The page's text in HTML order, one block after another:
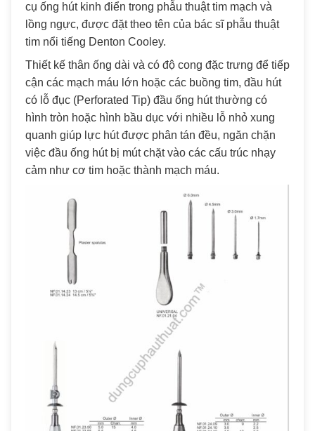
cụ ống hút kinh điển trong phẫu thuật tim mạch và
lồng ngực, được đặt theo tên của bác sĩ phẫu thuật
tim nổi tiếng Denton Cooley.
Thiết kế thân ống dài và có độ cong đặc trưng để tiếp
cận các mạch máu lớn hoặc các buồng tim, đầu hút
có lỗ đục (Perforated Tip) đầu ống hút thường có
hình tròn hoặc hình bầu dục với nhiều lỗ nhỏ xung
quanh giúp lực hút được phân tán đều, ngăn chặn
việc đầu ống hút bị mút chặt vào các cấu trúc nhạy
cảm như cơ tim hoặc thành mạch máu.